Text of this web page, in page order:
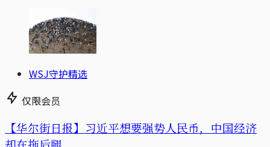
WSJ守护精选
仅限会员
【华尔街日报】习近平想要强势人民币，中国经济
却在拖后腿